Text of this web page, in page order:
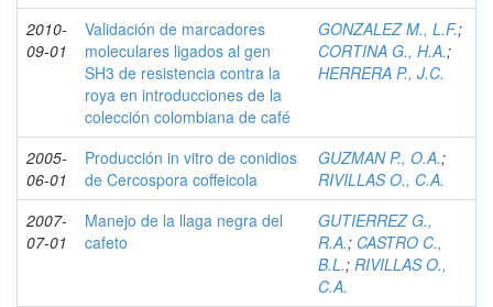
2010-
09-01
Validación de marcadores
moleculares ligados al gen
SH3 de resistencia contra la
roya en introducciones de la
colección colombiana de café
GONZALEZ M., L.F.;
CORTINA G., H.A.;
HERRERA P., J.C.
2005-
06-01
Producción in vitro de conidios
de Cercospora coffeicola
GUZMAN P., O.A.;
RIVILLAS O., C.A.
2007-
07-01
Manejo de la llaga negra del
cafeto
GUTIERREZ G.,
R.A.; CASTRO C.,
B.L.; RIVILLAS O.,
C.A.